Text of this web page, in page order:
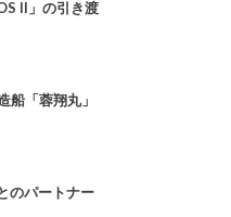
II」の引き渡
船「蓉翔丸」
のパートナー